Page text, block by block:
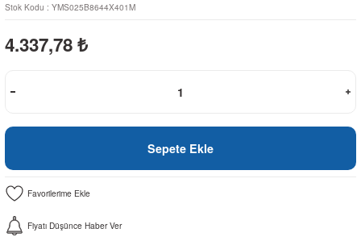
Stok Kodu : YMS025B8644X401M
4.337,78 ₺
Sepete Ekle
Fiyatı Düşünce Haber Ver